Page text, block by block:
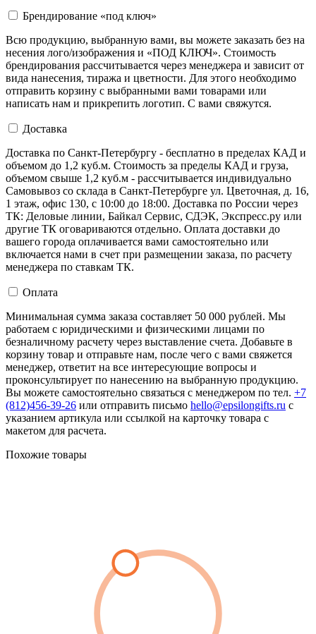
Брендирование «под ключ»
Всю продукцию, выбранную вами, вы можете заказать без на
несения лого/изображения и «ПОД КЛЮЧ». Стоимость
брендирования рассчитывается через менеджера и зависит от
вида нанесения, тиража и цветности. Для этого необходимо
отправить корзину с выбранными вами товарами или
написать нам и прикрепить логотип. С вами свяжутся.
Доставка
Доставка по Санкт-Петербургу - бесплатно в пределах КАД и
объемом до 1,2 куб.м. Стоимость за пределы КАД и груза,
объемом свыше 1,2 куб.м - рассчитывается индивидуально
Самовывоз со склада в Санкт-Петербурге ул. Цветочная, д. 16,
1 этаж, офис 130, с 10:00 до 18:00. Доставка по России через
ТК: Деловые линии, Байкал Сервис, СДЭК, Экспресс.ру или
другие ТК оговариваются отдельно. Оплата доставки до
вашего города оплачивается вами самостоятельно или
включается нами в счет при размещении заказа, по расчету
менеджера по ставкам ТК.
Оплата
Минимальная сумма заказа составляет 50 000 рублей. Мы
работаем с юридическими и физическими лицами по
безналичному расчету через выставление счета. Добавьте в
корзину товар и отправьте нам, после чего с вами свяжется
менеджер, ответит на все интересующие вопросы и
проконсультирует по нанесению на выбранную продукцию.
Вы можете самостоятельно связаться с менеджером по тел. +7
(812)456-39-26 или отправить письмо hello@epsilongifts.ru с
указанием артикула или ссылкой на карточку товара с
макетом для расчета.
Похожие товары